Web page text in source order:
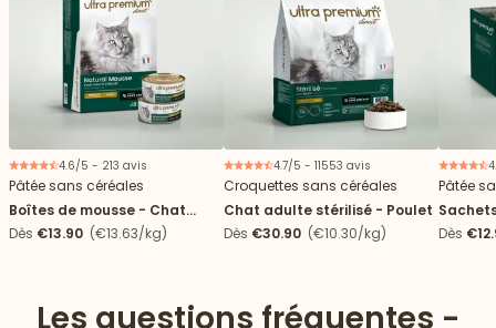
vers le bas
4.6/5 - 213 avis
Pâtée sans céréales
Boîtes de mousse - Chat
stérilisé
Dès €13.90 (€13.63/kg)
4.7/5 - 11553 avis
Croquettes sans céréales
Chat adulte stérilisé - Poulet
Dès €30.90 (€10.30/kg)
Pâtée
Dès
Les questions fréquentes -